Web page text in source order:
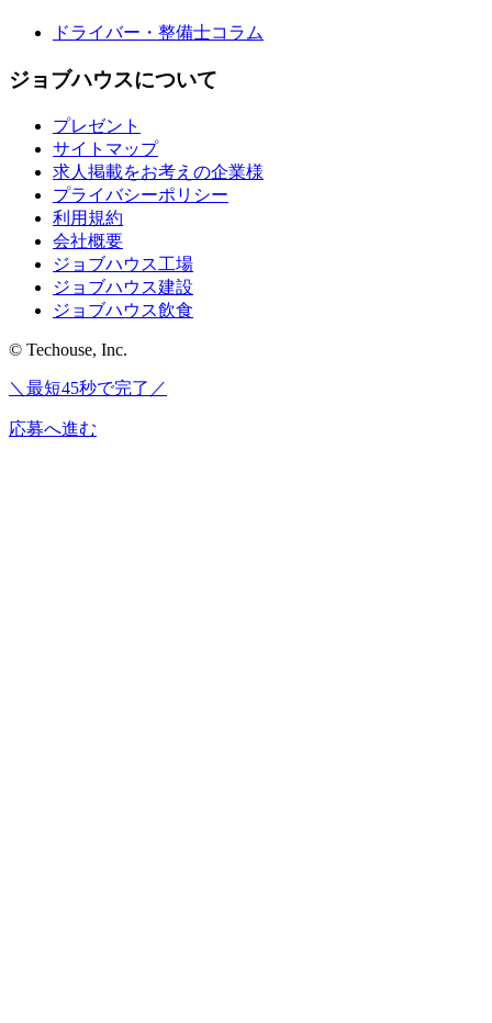
ドライバー・整備士コラム
ジョブハウスについて
プレゼント
サイトマップ
求人掲載をお考えの企業様
プライバシーポリシー
利用規約
会社概要
ジョブハウス工場
ジョブハウス建設
ジョブハウス飲食
© Techouse, Inc.
＼最短45秒で完了／
応募へ進む